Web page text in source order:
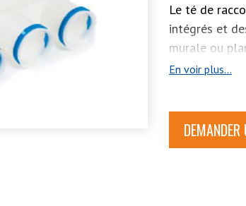
Le té de
intégrés et
murale ou
En voir plus...